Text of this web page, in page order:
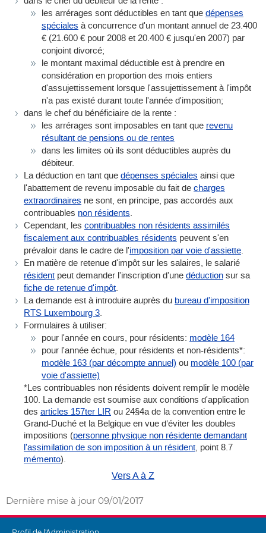
les arrérages sont déductibles en tant que dépenses
spéciales à concurrence d'un montant annuel de 23.400
€ (21.600 € pour 2008 et 20.400 € jusqu'en 2007) par
conjoint divorcé;
le montant maximal déductible est à prendre en
considération en proportion des mois entiers
d'assujettissement lorsque l'assujettissement à l'impôt
n'a pas existé durant toute l'année d'imposition;
dans le chef du bénéficiaire de la rente :
les arrérages sont imposables en tant que revenu
résultant de pensions ou de rentes
dans les limites où ils sont déductibles auprès du
débiteur.
La déduction en tant que dépenses spéciales ainsi que
l'abattement de revenu imposable du fait de charges
extraordinaires ne sont, en principe, pas accordés aux
contribuables non résidents.
Cependant, les contribuables non résidents assimilés
fiscalement aux contribuables résidents peuvent s'en
prévaloir dans le cadre de l'imposition par voie d'assiette.
En matière de retenue d'impôt sur les salaires, le salarié
résident peut demander l'inscription d'une déduction sur sa
fiche de retenue d'impôt.
La demande est à introduire auprès du bureau d'imposition
RTS Luxembourg 3.
Formulaires à utiliser:
pour l'année en cours, pour résidents: modèle 164
pour l'année échue, pour résidents et non-résidents*:
modèle 163 (par décompte annuel) ou modèle 100 (par
voie d'assiette)
*Les contribuables non résidents doivent remplir le modèle
100. La demande est soumise aux conditions d'application
des articles 157ter LIR ou 24§4a de la convention entre le
Grand-Duché et la Belgique en vue d’éviter les doubles
impositions (personne physique non résidente demandant
l'assimilation de son imposition à un résident, point 8.7
mémento).
Vers A à Z
Dernière mise à jour 09/01/2017